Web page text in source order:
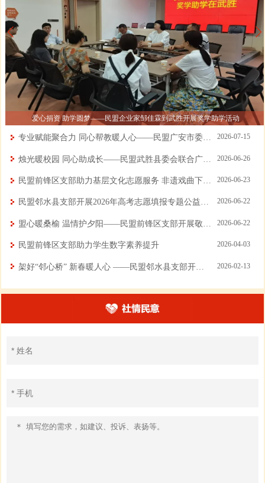
爱心捐资 助学圆梦——民盟企业家邹佳霖到武胜开展奖学助学活动
专业赋能聚合力 同心帮教暖人心——民盟广安市委会三维发力做实“黄丝带帮教”行动 2026-07-15
烛光暖校园 同心助成长——民盟武胜县委会联合广安市江苏商会开展 “烛光行动” 助学活动 2026-06-26
民盟前锋区支部助力基层文化志愿服务 非遗戏曲下乡润民心 2026-06-23
民盟邻水县支部开展2026年高考志愿填报专题公益讲座 2026-06-22
盟心暖桑榆 温情护夕阳——民盟前锋区支部开展敬老院慰问志愿服务活动 2026-06-22
民盟前锋区支部助力学生数字素养提升 2026-04-03
架好“邻心桥” 新春暖人心 ——民盟邻水县支部开展“黄丝带帮教”春节慰问 2026-02-13